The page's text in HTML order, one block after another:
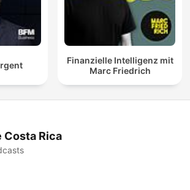
Finanzielle Intelligenz mit
Marc Friedrich
Costa Rica